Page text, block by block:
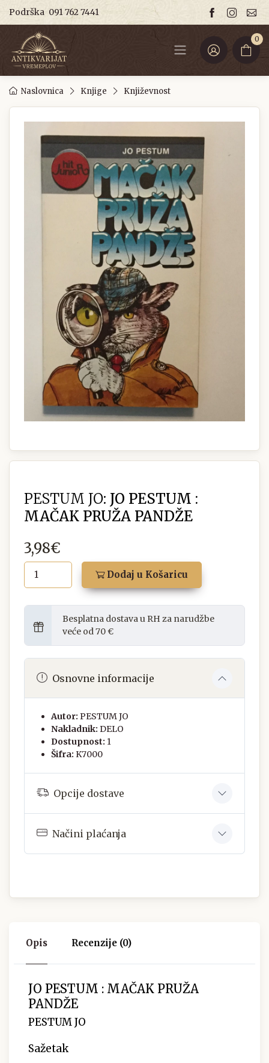
Podrška 091 762 7441
0
Naslovnica Knjige Književnost
PESTUM JO: JO PESTUM :
MAČAK PRUŽA PANDŽE
3,98€
Dodaj u Košaricu
Besplatna dostava u RH za narudžbe
veće od 70 €
Osnovne informacije
Autor: PESTUM JO
Nakladnik: DELO
Dostupnost: 1
Šifra: K7000
Opcije dostave
Načini plaćanja
Opis Recenzije (0)
JO PESTUM : MAČAK PRUŽA
PANDŽE
PESTUM JO
Sažetak